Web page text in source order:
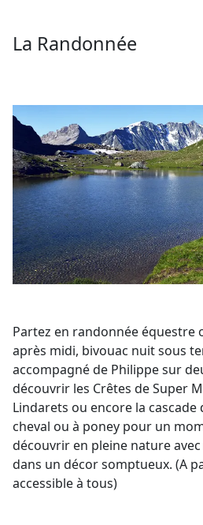
La Randonnée
Partez en randonnée équestre
après midi, bivouac nuit sous
accompagné de Philippe sur
découvrir les Crêtes de Super
Lindarets ou encore la cascade
cheval ou à poney pour un
découvrir en pleine nature
dans un décor somptueux. (A
accessible à tous)